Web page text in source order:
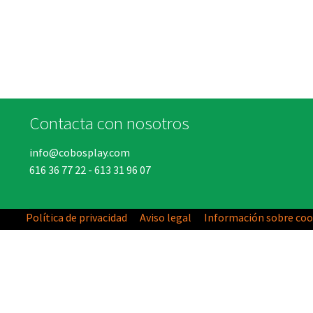
Contacta con nosotros
info@cobosplay.com
616 36 77 22 - 613 31 96 07
Política de privacidad Aviso legal Información sobre